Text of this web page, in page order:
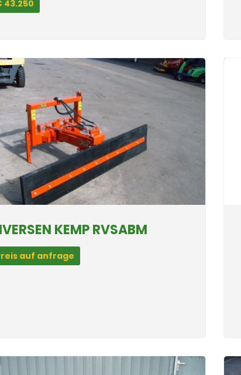
43.250
KEMP RVSABM
auf anfrage